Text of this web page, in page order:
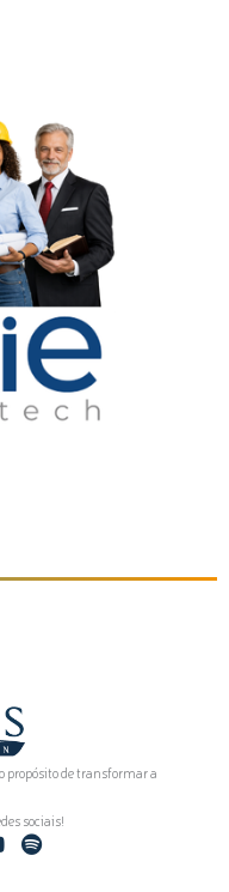
propósito de transformar a
sociais!
S
p